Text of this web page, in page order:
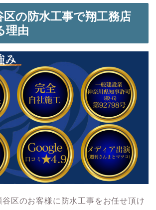
区の防水工事で翔工務店
理由
区のお客様に防水工事をお任せ頂け